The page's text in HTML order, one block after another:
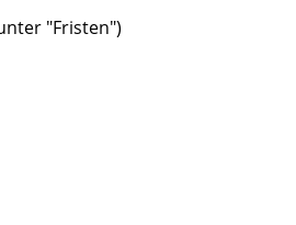
"Fristen")